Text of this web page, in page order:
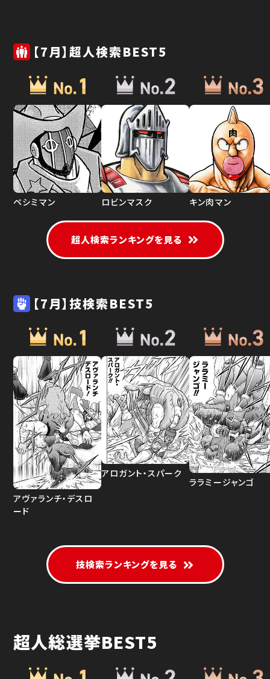
【7月】超人検索BEST5
ペシミマン ロビンマスク キン肉マン
超人検索ランキングを見る
【7月】技検索BEST5
アヴァランチ・デスロ
ード
アロガント・スパーク
ララミージャンゴ
技検索ランキングを見る
超人総選挙BEST5